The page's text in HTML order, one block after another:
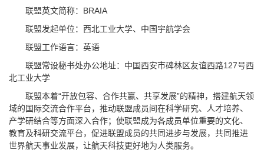
联盟英文简称：BRAIA
联盟发起单位：西北工业大学、中国宇航学会
联盟工作语言：英语
联盟常设秘书处办公地址：中国西安市碑林区友谊西路127号西
北工业大学
联盟本着“开放包容、合作共赢、共享发展”的精神，搭建航天领
域的国际交流合作平台，推动联盟成员间在科学研究、人才培养、
产学研结合等方面深入合作；使联盟成为各成员单位重要的文化、
教育及科研交流平台，促进联盟成员的共同进步与发展，共同推进
世界航天事业发展，让航天科技更好地为人类服务。